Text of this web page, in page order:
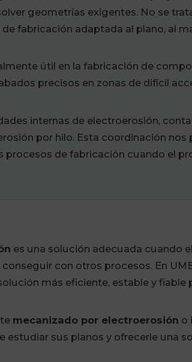
geometrías exigentes. No se
fabricación adaptada al plano, al
útil en la fabricación de
precisos en zonas de difícil
internas de electroerosión,
por hilo. Esta coordinación
procesos de fabricación cuando el
es una solución adecuada cuando
con otros procesos. En
más eficiente, estable y fiable
mecanizado por electroerosión o
estudiar sus planos y ofrecerle una